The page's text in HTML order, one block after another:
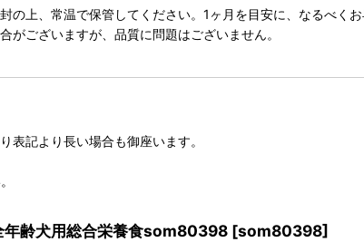
上、常温で保管してください。1ヶ月を目安に、なるべくお
がございますが、品質に問題はございません。
表記より長い場合も御座います。
年齢犬用総合栄養食som80398 [som80398]